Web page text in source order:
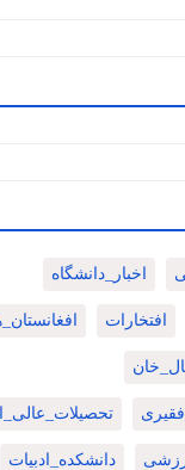
اخبار_دانشگاه
افتخارات
دانشکده_ادبیات